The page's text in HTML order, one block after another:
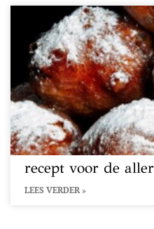
recept voor de
LEES VERDER »